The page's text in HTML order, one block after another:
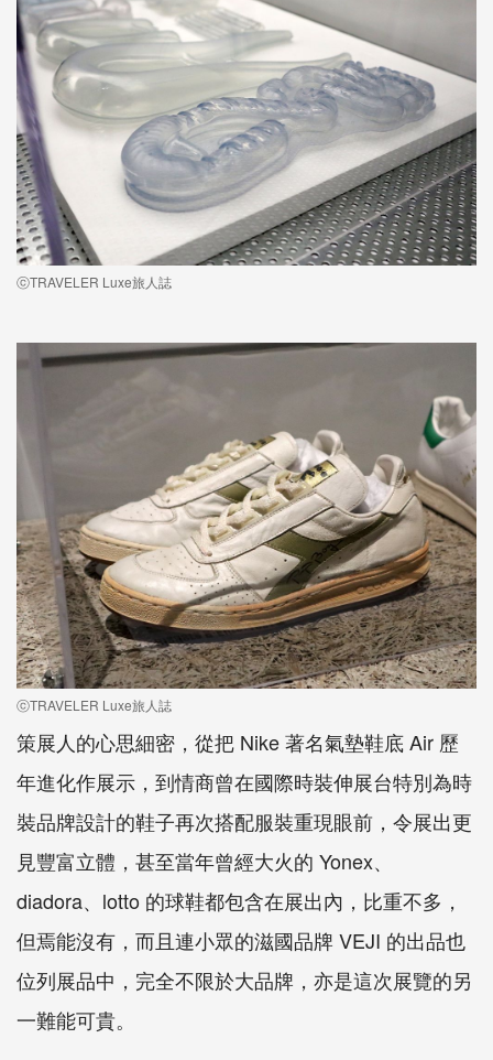
ⓒTRAVELER Luxe旅人誌
ⓒTRAVELER Luxe旅人誌
策展人的心思細密，從把 Nike 著名氣墊鞋底 Air 歷
年進化作展示，到情商曾在國際時裝伸展台特別為時
裝品牌設計的鞋子再次搭配服裝重現眼前，令展出更
見豐富立體，甚至當年曾經大火的 Yonex、
diadora、lotto 的球鞋都包含在展出內，比重不多，
但焉能沒有，而且連小眾的滋國品牌 VEJI 的出品也
位列展品中，完全不限於大品牌，亦是這次展覽的另
一難能可貴。